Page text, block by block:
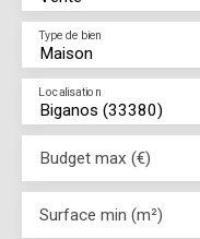
Maison
Type de bien
Biganos (33380)
Localisation
Budget max (€)
Surface min (m²)